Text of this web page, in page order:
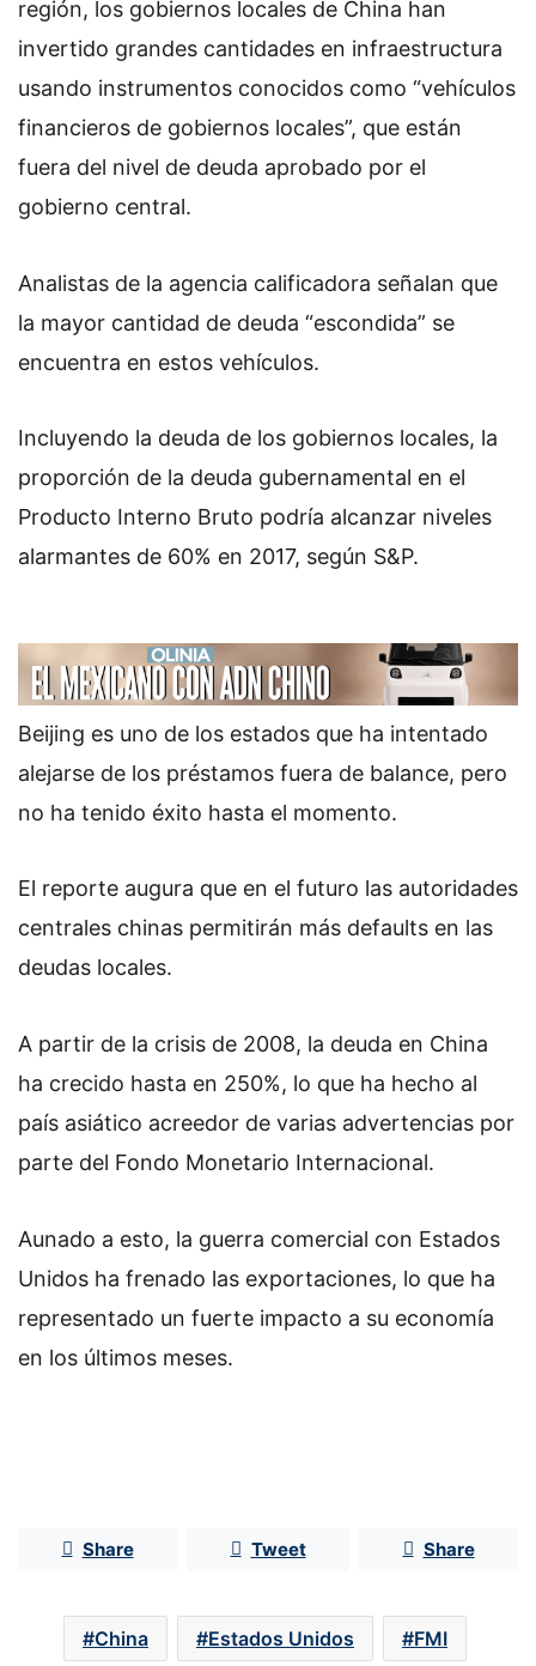
región, los gobiernos locales de China han
invertido grandes cantidades en infraestructura
usando instrumentos conocidos como “vehículos
financieros de gobiernos locales”, que están
fuera del nivel de deuda aprobado por el
gobierno central.
Analistas de la agencia calificadora señalan que
la mayor cantidad de deuda “escondida” se
encuentra en estos vehículos.
Incluyendo la deuda de los gobiernos locales, la
proporción de la deuda gubernamental en el
Producto Interno Bruto podría alcanzar niveles
alarmantes de 60% en 2017, según S&P.
Beijing es uno de los estados que ha intentado
alejarse de los préstamos fuera de balance, pero
no ha tenido éxito hasta el momento.
El reporte augura que en el futuro las autoridades
centrales chinas permitirán más defaults en las
deudas locales.
A partir de la crisis de 2008, la deuda en China
ha crecido hasta en 250%, lo que ha hecho al
país asiático acreedor de varias advertencias por
parte del Fondo Monetario Internacional.
Aunado a esto, la guerra comercial con Estados
Unidos ha frenado las exportaciones, lo que ha
representado un fuerte impacto a su economía
en los últimos meses.
Share Tweet Share
China Estados Unidos FMI